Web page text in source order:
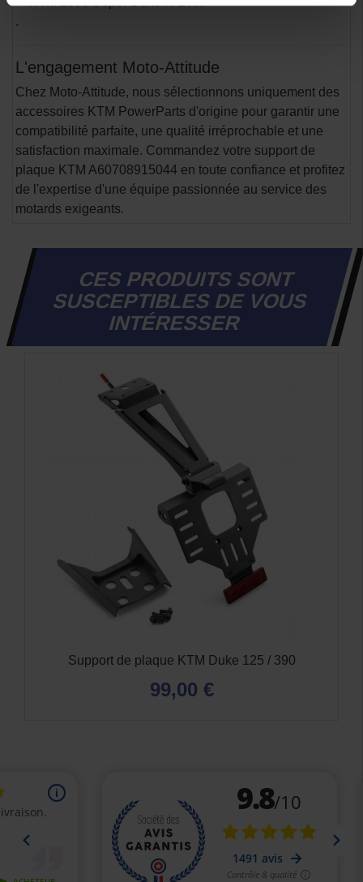
.
L'engagement Moto-Attitude
Chez Moto-Attitude, nous sélectionnons uniquement des
accessoires KTM PowerParts d'origine pour garantir une
compatibilité parfaite, une qualité irréprochable et une
satisfaction maximale. Commandez votre support de
plaque KTM A60708915044 en toute confiance et profitez
de l'expertise d'une équipe passionnée au service des
motards exigeants.
CES PRODUITS SONT
SUSCEPTIBLES DE VOUS
INTÉRESSER
Support de plaque KTM Duke 125 / 390
99,00 €